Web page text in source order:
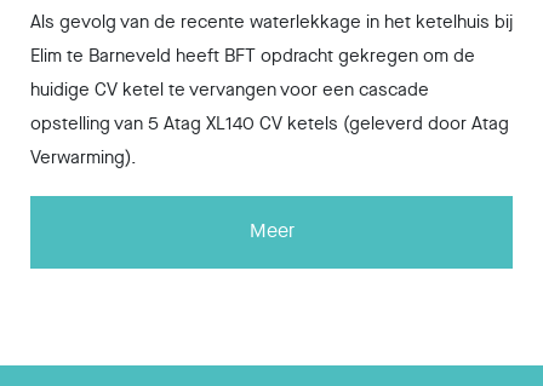
Als gevolg van de recente waterlekkage in het ketelhuis bij
Elim te Barneveld heeft BFT opdracht gekregen om de
huidige CV ketel te vervangen voor een cascade
opstelling van 5 Atag XL140 CV ketels (geleverd door Atag
Verwarming).
Meer